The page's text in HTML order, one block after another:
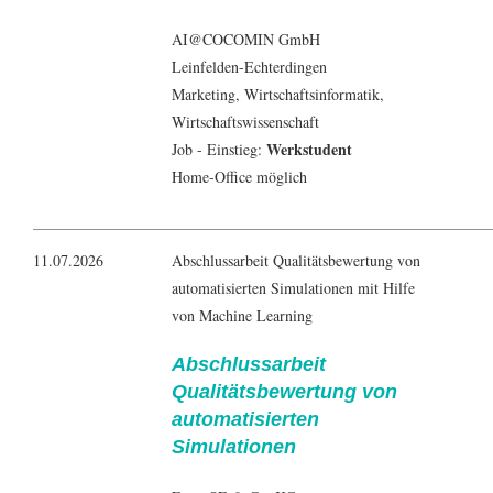
AI@COCOMIN GmbH
Leinfelden-Echterdingen
Marketing, Wirtschaftsinformatik,
Wirtschaftswissenschaft
Job - Einstieg: Werkstudent
Home-Office möglich
11.07.2026
Abschlussarbeit Qualitätsbewertung von
automatisierten Simulationen mit Hilfe
von Machine Learning
Abschlussarbeit
Qualitätsbewertung von
automatisierten
Simulationen